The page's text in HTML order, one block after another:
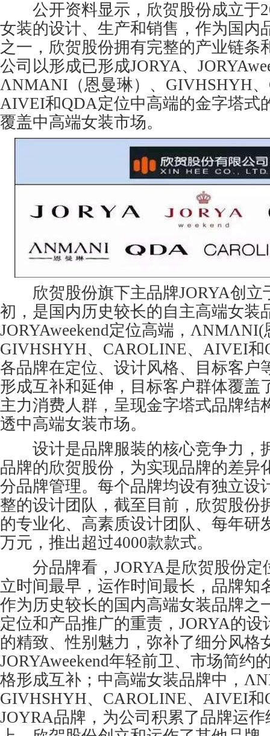
公开资料显示，欣贺股份成立于
女装的设计、生产和销售，作为国内
之一，欣贺股份拥有完整的产业链条
公司以形成已形成JORYA、
ΛNMANI（恩曼琳）、GIVHSHYH
AIVEI和QDA定位中高端的金字塔式
覆盖中高端女装市场。
欣贺股份旗下主品牌JORYA创立
初，是国内历史较长的自主高端女装
JORYAweekend定位高端，ΛNMΛNI(
GIVHSHYH、CAROLINE、AIVEI和
各品牌在定位、设计风格、目标客户
形成互补和延伸，目标客户群体覆盖
主力消费人群，呈现金字塔式品牌结
透中高端女装市场。
设计是品牌服装的核心竞争力，
品牌的欣贺股份，为实现品牌的差异
分品牌管理。每个品牌均设有独立设
整的设计团队，截至目前，欣贺股份
的专业化、高素质设计团队、每年研
万元，推出超过4000款款式。
分品牌看，JORYA是欣贺股份定
立时间最早，运作时间最长，品牌知
作为历史较长的国内高端女装品牌之
定位和产品推广的重责，JORYA的
的精致、性别魅力，弥补了细分风格
JORYAweekend年轻前卫、市场简约
格形成互补；中高端女装品牌中，
GIVHSHYH、CAROLINE、AIVEI和
JOYRA品牌，为公司积累了品牌运